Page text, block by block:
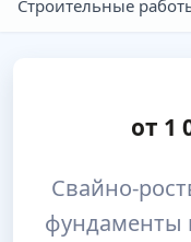
Строительные
от 1
Свайно-
фундаменты